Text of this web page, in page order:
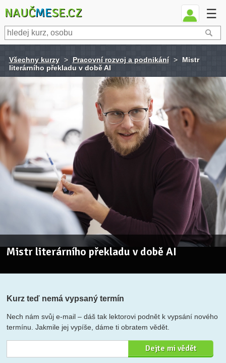
NAUČMESE.CZ ☰
Všechny kurzy > Pracovní rozvoj a podnikání >
Mistr
literárního překladu v době AI
Mistr literárního překladu v době AI
Kurz teď nemá vypsaný termín
Nech nám svůj e-mail – dáš tak lektorovi podnět k vypsání nového
termínu. Jakmile jej vypíše, dáme ti obratem vědět.